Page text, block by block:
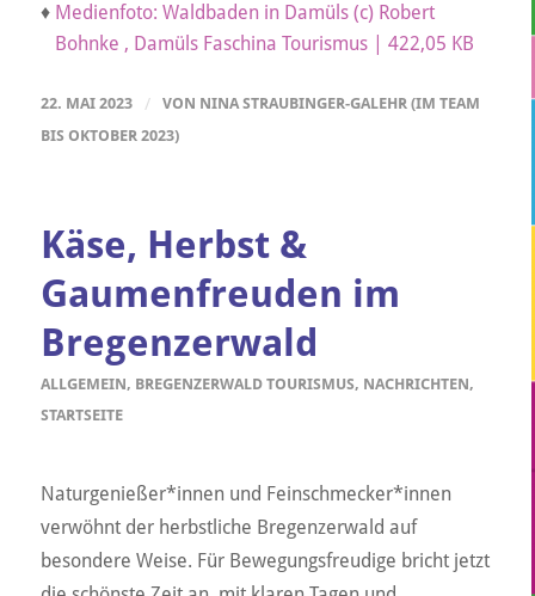
♦ Medienfoto: Waldbaden in Damüls (c) Robert
Bohnke , Damüls Faschina Tourismus | 422,05 KB
22. MAI 2023 / VON NINA STRAUBINGER-GALEHR (IM TEAM
BIS OKTOBER 2023)
Käse, Herbst &
Gaumenfreuden im
Bregenzerwald
ALLGEMEIN, BREGENZERWALD TOURISMUS, NACHRICHTEN,
STARTSEITE
Naturgenießer*innen und Feinschmecker*innen
verwöhnt der herbstliche Bregenzerwald auf
besondere Weise. Für Bewegungsfreudige bricht jetzt